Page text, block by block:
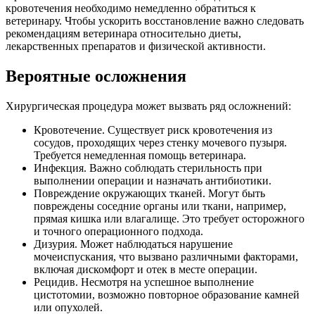
кровотечения необходимо немедленно обратиться к
ветеринару. Чтобы ускорить восстановление важно следовать
рекомендациям ветеринара относительно диеты,
лекарственных препаратов и физической активности.
Вероятные осложнения
Хирургическая процедура может вызвать ряд осложнений:
Кровотечение. Существует риск кровотечения из
сосудов, проходящих через стенку мочевого пузыря.
Требуется немедленная помощь ветеринара.
Инфекция. Важно соблюдать стерильность при
выполнении операции и назначать антибиотики.
Повреждение окружающих тканей. Могут быть
повреждены соседние органы или ткани, например,
прямая кишка или влагалище. Это требует осторожного
и точного операционного подхода.
Дизурия. Может наблюдаться нарушение
мочеиспускания, что вызвано различными факторами,
включая дискомфорт и отек в месте операции.
Рецидив. Несмотря на успешное выполнение
цистотомии, возможно повторное образование камней
или опухолей.